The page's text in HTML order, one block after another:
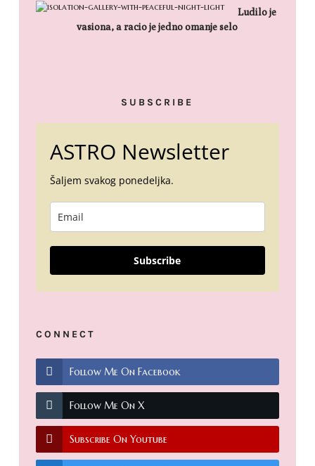
Ludilo je
vasiona, a racio je jedno omanje selo
SUBSCRIBE
ASTRO Newsletter
Šaljem svakog ponedeljka.
Subscribe
CONNECT
Follow Me On Facebook
Follow Me On X
Subscribe On Youtube